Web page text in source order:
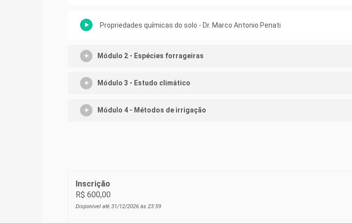
Propriedades químicas do solo - Dr. Marco Antonio Penati
Módulo 2 - Espécies forrageiras
Módulo 3 - Estudo climático
Módulo 4 - Métodos de irrigação
Módulo 7 - Nutrição da planta
Inscrição
R$ 600,00
Disponível até 31/12/2026 às 23:59